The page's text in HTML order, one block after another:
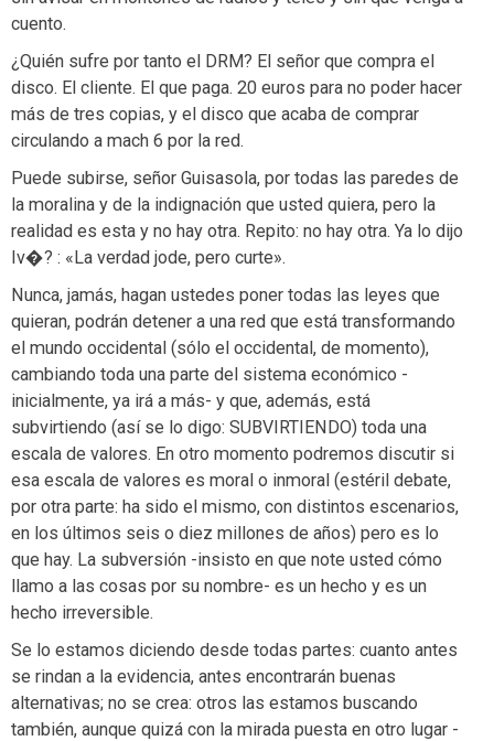
cuento.
¿Quién sufre por tanto el DRM? El señor que compra el
disco. El cliente. El que paga. 20 euros para no poder hacer
más de tres copias, y el disco que acaba de comprar
circulando a mach 6 por la red.
Puede subirse, señor Guisasola, por todas las paredes de
la moralina y de la indignación que usted quiera, pero la
realidad es esta y no hay otra. Repito: no hay otra. Ya lo dijo
Iv�? : «La verdad jode, pero curte».
Nunca, jamás, hagan ustedes poner todas las leyes que
quieran, podrán detener a una red que está transformando
el mundo occidental (sólo el occidental, de momento),
cambiando toda una parte del sistema económico -
inicialmente, ya irá a más- y que, además, está
subvirtiendo (así se lo digo: SUBVIRTIENDO) toda una
escala de valores. En otro momento podremos discutir si
esa escala de valores es moral o inmoral (estéril debate,
por otra parte: ha sido el mismo, con distintos escenarios,
en los últimos seis o diez millones de años) pero es lo
que hay. La subversión -insisto en que note usted cómo
llamo a las cosas por su nombre- es un hecho y es un
hecho irreversible.
Se lo estamos diciendo desde todas partes: cuanto antes
se rindan a la evidencia, antes encontrarán buenas
alternativas; no se crea: otros las estamos buscando
también, aunque quizá con la mirada puesta en otro lugar -